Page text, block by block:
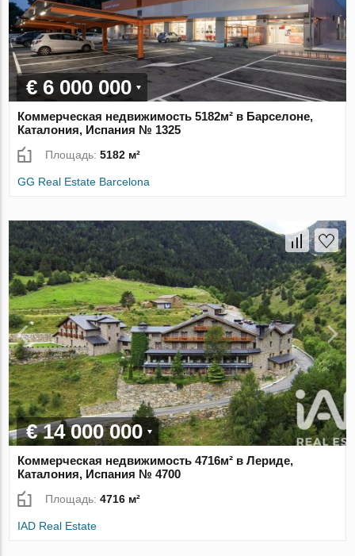
€ 6 000 000
Коммерческая недвижимость 5182м² в Барселоне,
Каталония, Испания № 1325
Площадь:5182 м²
GG Real Estate Barcelona
€ 14 000 000
Коммерческая недвижимость 4716м² в Лериде,
Каталония, Испания № 4700
Площадь:4716 м²
IAD Real Estate